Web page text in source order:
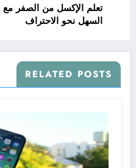
تعلم الإكسل من الصفر
السهل نحو الاحتراف
RELATED POSTS